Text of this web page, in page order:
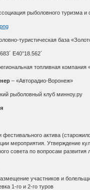
рыболовного туризма и
туристическая база
E40°18.562´
топливная компания
– «Авторадио-Воронеж»
рыболовный клуб минноу.ру
фестивального актива
мероприятия. Утверждение
совета по вопросам
участников и
1-го и 2-го туров